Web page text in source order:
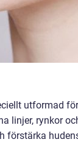
utformad
linjer, rynkor
förstärka